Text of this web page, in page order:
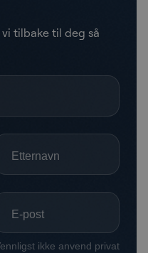
tilbake til deg så